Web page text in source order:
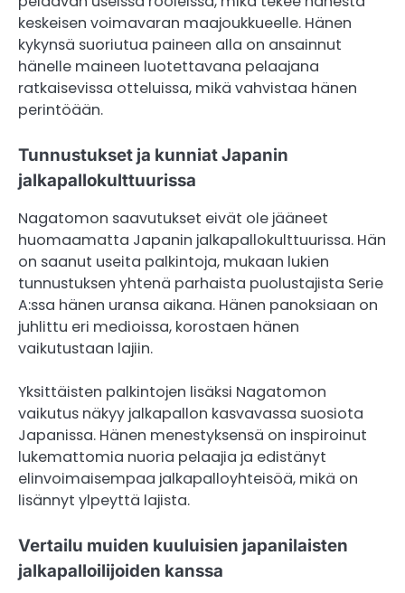
keskeisen voimavaran maajoukkueelle. Hänen
kykynsä suoriutua paineen alla on ansainnut
hänelle maineen luotettavana pelaajana
ratkaisevissa otteluissa, mikä vahvistaa hänen
perintöään.
Tunnustukset ja kunniat Japanin
jalkapallokulttuurissa
Nagatomon saavutukset eivät ole jääneet
huomaamatta Japanin jalkapallokulttuurissa. Hän
on saanut useita palkintoja, mukaan lukien
tunnustuksen yhtenä parhaista puolustajista Serie
A:ssa hänen uransa aikana. Hänen panoksiaan on
juhlittu eri medioissa, korostaen hänen
vaikutustaan lajiin.
Yksittäisten palkintojen lisäksi Nagatomon
vaikutus näkyy jalkapallon kasvavassa suosiota
Japanissa. Hänen menestyksensä on inspiroinut
lukemattomia nuoria pelaajia ja edistänyt
elinvoimaisempaa jalkapalloyhteisöä, mikä on
lisännyt ylpeyttä lajista.
Vertailu muiden kuuluisien japanilaisten
jalkapalloilijoiden kanssa